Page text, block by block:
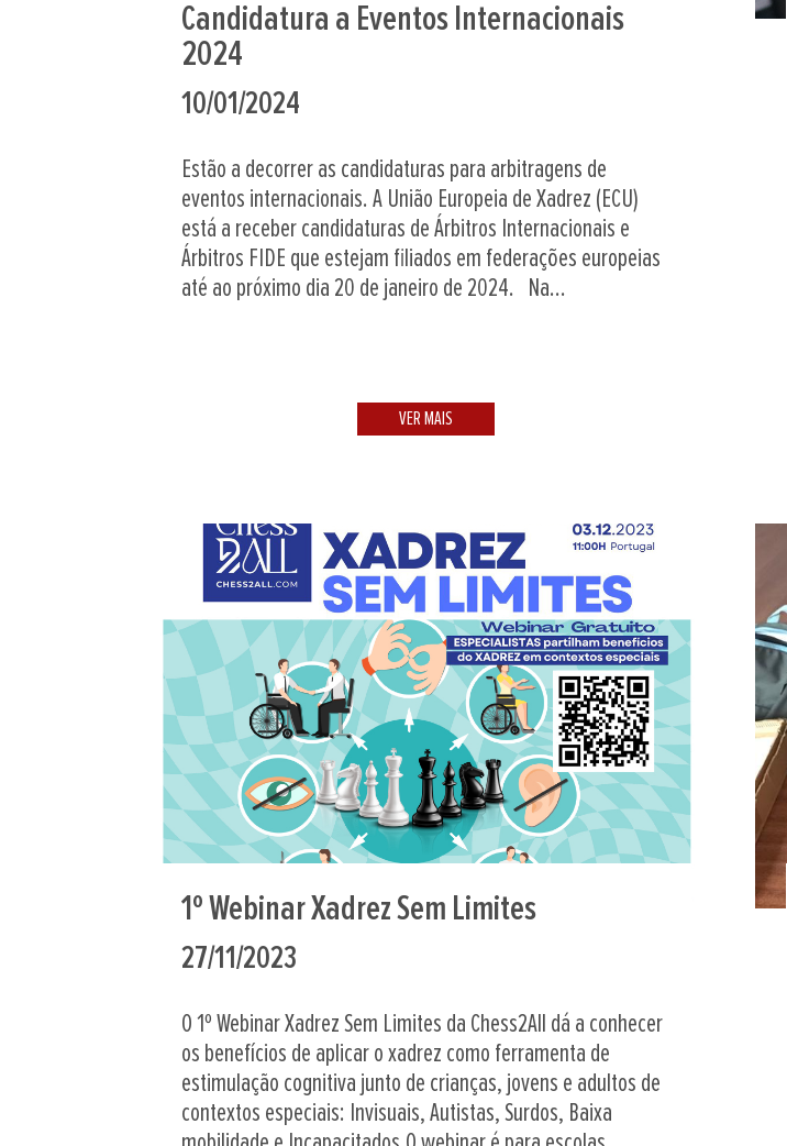
Candidatura a Eventos Internacionais
2024
10/01/2024
Estão a decorrer as candidaturas para arbitragens de
eventos internacionais. A União Europeia de Xadrez (ECU)
está a receber candidaturas de Árbitros Internacionais e
Árbitros FIDE que estejam filiados em federações europeias
até ao próximo dia 20 de janeiro de 2024. Na...
VER MAIS
1º Webinar Xadrez Sem Limites
27/11/2023
O 1º Webinar Xadrez Sem Limites da Chess2All dá a conhecer
os benefícios de aplicar o xadrez como ferramenta de
estimulação cognitiva junto de crianças, jovens e adultos de
contextos especiais: Invisuais, Autistas, Surdos, Baixa